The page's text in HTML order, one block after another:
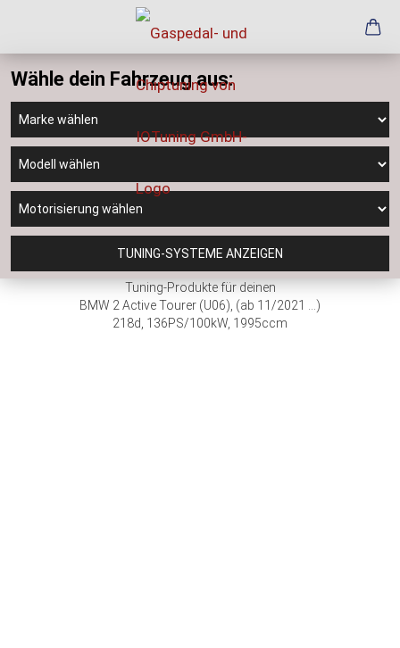
Wähle dein Fahrzeug aus:
TUNING-SYSTEME ANZEIGEN
Tuning-Produkte für deinen
BMW 2 Active Tourer (U06), (ab 11/2021 ...)
218d, 136PS/100kW, 1995ccm